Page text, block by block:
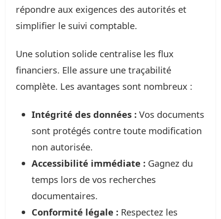
répondre aux exigences des autorités et
simplifier le suivi comptable.
Une solution solide centralise les flux
financiers. Elle assure une traçabilité
complète. Les avantages sont nombreux :
Intégrité des données : Vos documents
sont protégés contre toute modification
non autorisée.
Accessibilité immédiate : Gagnez du
temps lors de vos recherches
documentaires.
Conformité légale : Respectez les